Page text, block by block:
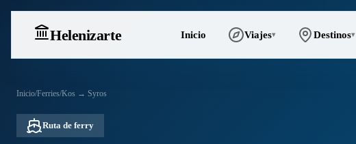
Helenizarte Inicio Viajes▾ Destinos▾
Inicio/Ferries/Kos → Syros
Ruta de ferry